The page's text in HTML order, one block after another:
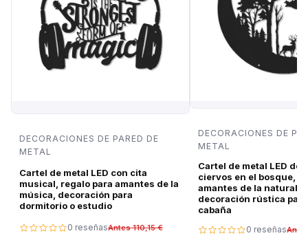
DECORACIONES DE PARED DE
METAL
Cartel de metal LED con cita
musical, regalo para amantes de la
música, decoración para
dormitorio o estudio
0 reseñasAntes 110,15 €
DECORACIONES DE
METAL
Cartel de metal LED de
ciervos en el bosque,
amantes de la
decoración rústica
cabaña
0 reseñas